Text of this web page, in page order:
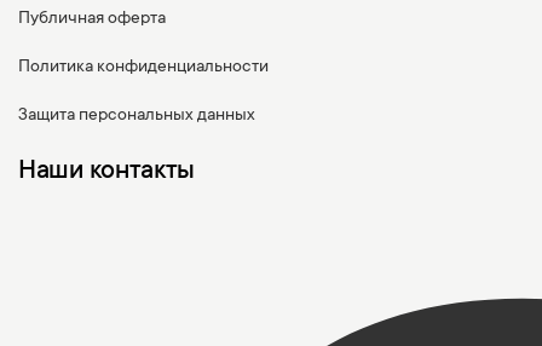
Публичная оферта
Политика конфиденциальности
Защита персональных данных
Наши контакты